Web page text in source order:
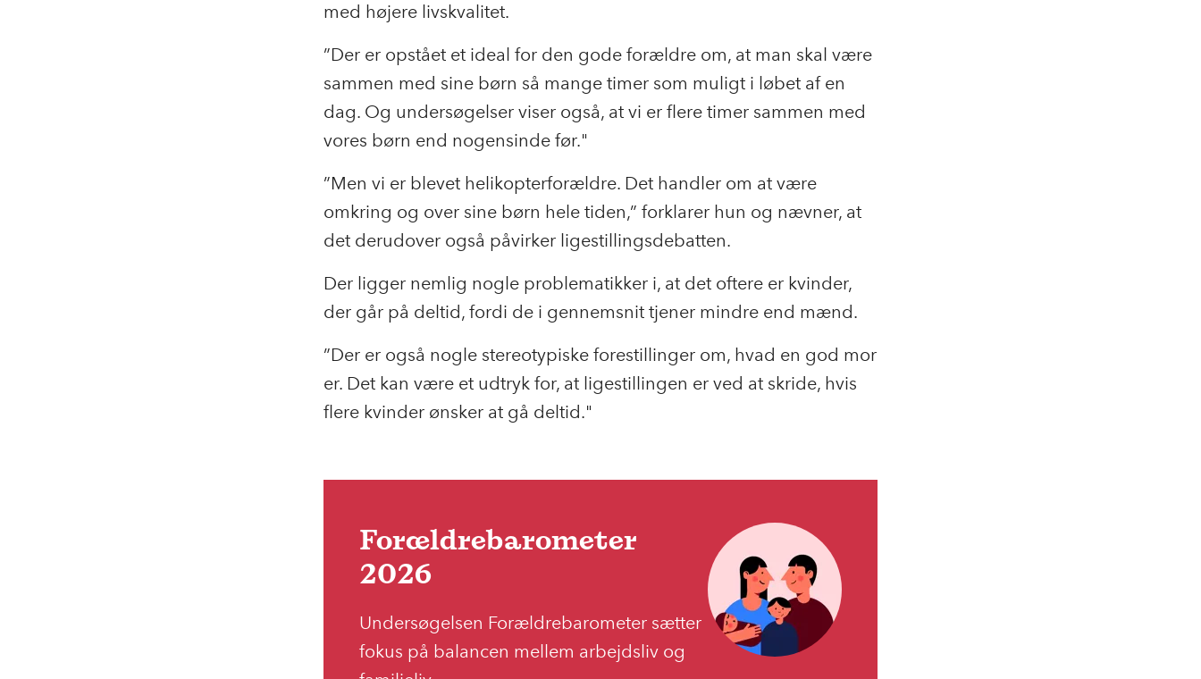
med højere livskvalitet.
”Der er opstået et ideal for den gode forældre om, at man skal være
sammen med sine børn så mange timer som muligt i løbet af en
dag. Og undersøgelser viser også, at vi er flere timer sammen med
vores børn end nogensinde før."
”Men vi er blevet helikopterforældre. Det handler om at være
omkring og over sine børn hele tiden,” forklarer hun og nævner, at
det derudover også påvirker ligestillingsdebatten.
Der ligger nemlig nogle problematikker i, at det oftere er kvinder,
der går på deltid, fordi de i gennemsnit tjener mindre end mænd.
”Der er også nogle stereotypiske forestillinger om, hvad en god mor
er. Det kan være et udtryk for, at ligestillingen er ved at skride, hvis
flere kvinder ønsker at gå deltid."
Forældrebarometer
2026
Undersøgelsen Forældrebarometer sætter
fokus på balancen mellem arbejdsliv og